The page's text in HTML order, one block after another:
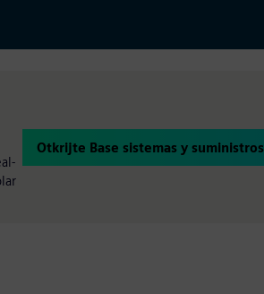
Otkrijte Base sistemas y suministros